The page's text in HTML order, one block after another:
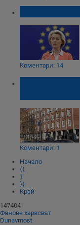
Коментари: 14
Коментари: 1
Начало
⟨⟨
1
⟩⟩
Край
147404
Фенове харесват
Dunavmost